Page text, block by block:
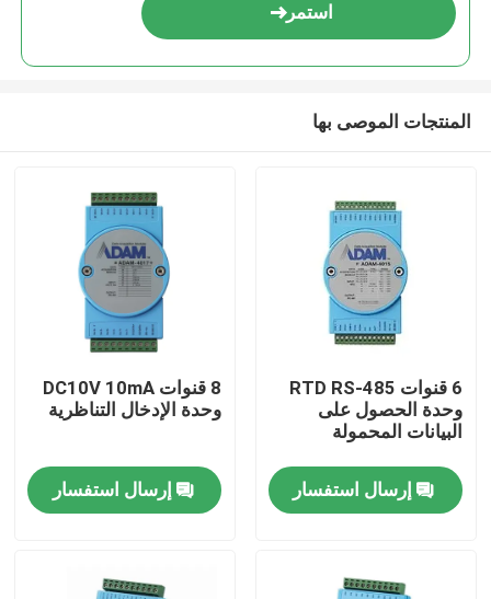
المنزل
حولنا
جولة في المصنع
مراقبة الجودة
استمر
المنتجات الموصى بها
6 قنوات RTD RS-485
وحدة الحصول على
البيانات المحمولة
إرسال استفسار
8 قنوات DC10V 10mA
وحدة الإدخال التناظرية
إرسال استفسار